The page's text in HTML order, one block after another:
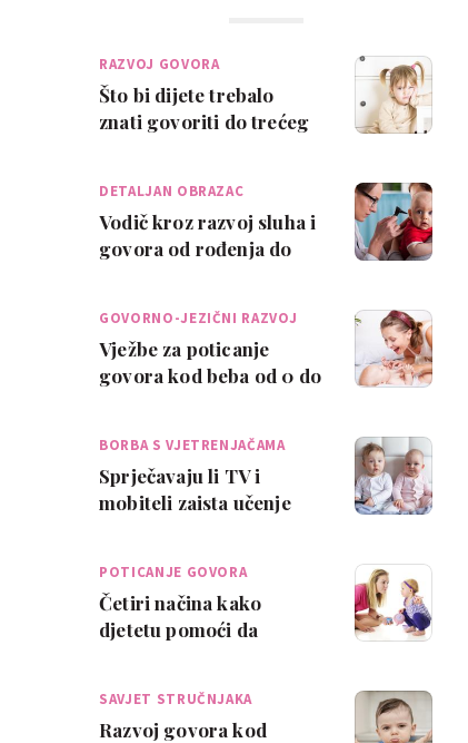
RAZVOJ GOVORA
Što bi dijete trebalo
znati govoriti do trećeg
DETALJAN OBRAZAC
Vodič kroz razvoj sluha i
govora od rođenja do
GOVORNO-JEZIČNI RAZVOJ
Vježbe za poticanje
govora kod beba od 0 do
BORBA S VJETRENJAČAMA
Sprječavaju li TV i
mobiteli zaista učenje
POTICANJE GOVORA
Četiri načina kako
djetetu pomoći da
SAVJET STRUČNJAKA
Razvoj govora kod